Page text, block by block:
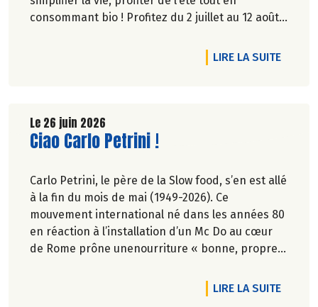
consommant bio ! Profitez du 2 juillet au 12 août
LIRE LA SUITEDE
Le 26 juin 2026
Lire la suite de l'article
Ciao Carlo Petrini !
Carlo Petrini, le père de la Slow food, s’en est allé
à la fin du mois de mai (1949-2026). Ce
mouvement international né dans les années 80
en réaction à l’installation d’un Mc Do au cœur
de Rome prône unenourriture « bonne, propre
republions ici l’entretien qu’il avait accordé
àCulture Bioen 2018,et qui reste totalement
LIRE LA SUITEDE